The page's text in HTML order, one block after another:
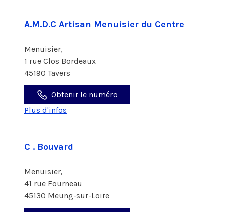
A.M.D.C Artisan Menuisier du Centre
Menuisier,
1 rue Clos Bordeaux
45190 Tavers
Obtenir le numéro
Plus d'infos
C . Bouvard
Menuisier,
41 rue Fourneau
45130 Meung-sur-Loire